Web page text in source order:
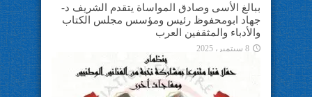
ببالغ الأسى وصادق المواساة يتقدم الشريف د-
جهاد ابومحفوظ رئيس ومؤسس مجلس الكتاب
والأدباء والمثقفين العرب
8 سبتمبر، 2025